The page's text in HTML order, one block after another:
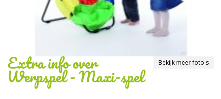
Bekijk meer foto's
Extra info over
Werpspel - Maxi-spel